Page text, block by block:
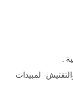
.
لمبيدات